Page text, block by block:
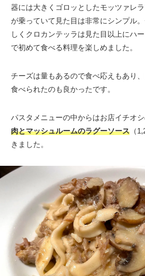
器には大きくゴロッとしたモッツァレ
が乗っていて見た目は非常にシンプル
しくクロカンテッラは見た目以上にハ
で初めて食べる料理を楽しめました。
チーズは量もあるので食べ応えもあり
食べられたのも良かったです。
パスタメニューの中からはお店イチオ
肉とマッシュルームのラグーソース （
きました。